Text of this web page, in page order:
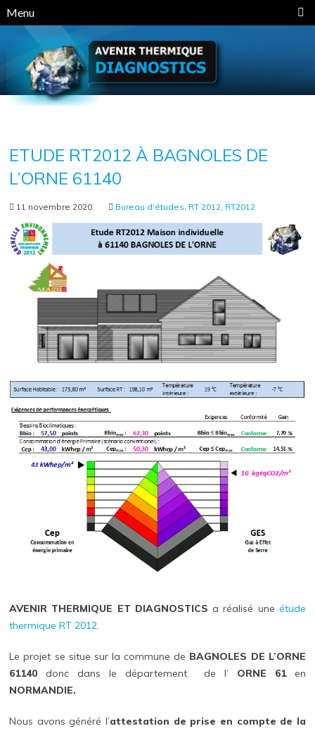
Menu
ETUDE RT2012 À BAGNOLES DE
L’ORNE 61140
11 novembre 2020 Bureau d'études RT 2012 RT2012
AVENIR THERMIQUE ET DIAGNOSTICS a réalisé une étude
thermique RT 2012.
Le projet se situe sur la commune de BAGNOLES DE L’ORNE
61140donc dans le département de l’ ORNE 61 en
NORMANDIE.
Nous avons généré l’attestation de prise en compte de la
Panneau de gestion des cookies